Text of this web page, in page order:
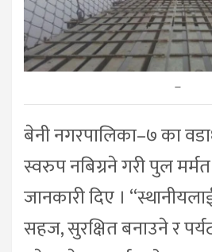
–
बेनी नगरपालिका–७ का
स्वरुप नबिग्रने गरी पुल
जानकारी दिए ।
सहज, सुरक्षित बनाउने र